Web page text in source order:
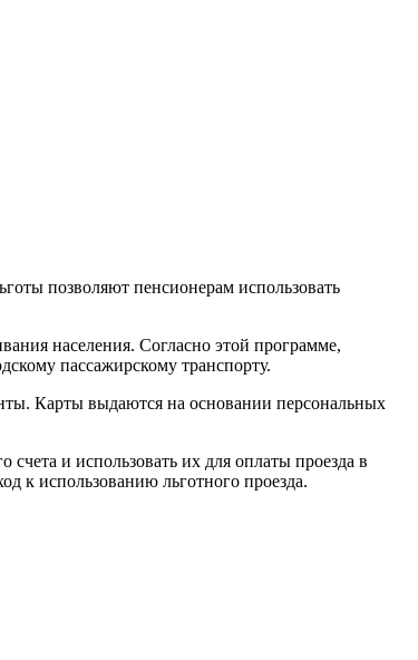
позволяют пенсионерам использовать
населения. Согласно этой программе,
пассажирскому транспорту.
Карты выдаются на основании персональных
и использовать их для оплаты проезда в
к использованию льготного проезда.